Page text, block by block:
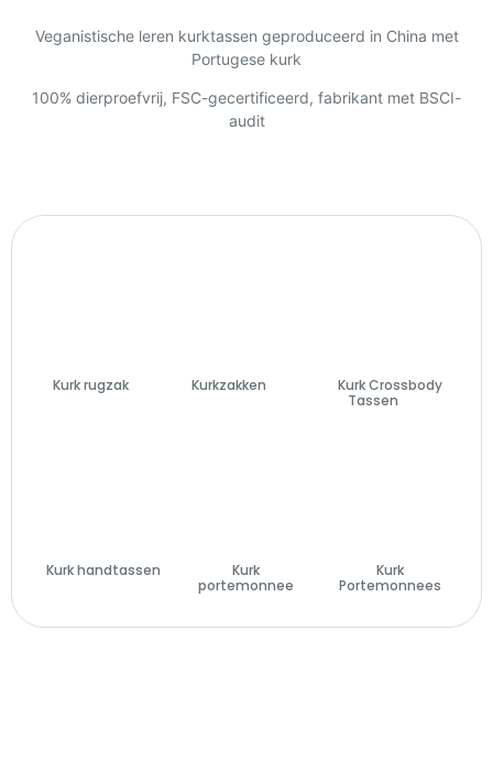
Veganistische leren kurktassen geproduceerd in China met
Portugese kurk
100% dierproefvrij, FSC-gecertificeerd, fabrikant met BSCI-
audit
Kurk rugzak Kurkzakken
Kurk Crossbody
Tassen
Kurk handtassen
Kurk
portemonnee
Kurk
Portemonnees